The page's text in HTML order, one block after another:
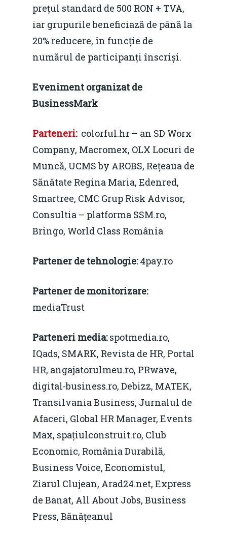
prețul standard de 500 RON + TVA,
iar grupurile beneficiază de până la
20% reducere, în funcție de
numărul de participanți înscriși.
Eveniment organizat de
BusinessMark
Parteneri: colorful.hr – an SD Worx
Company, Macromex, OLX Locuri de
Muncă, UCMS by AROBS, Rețeaua de
Sănătate Regina Maria, Edenred,
Smartree, CMC Grup Risk Advisor,
Consultia – platforma SSM.ro,
Bringo, World Class România
Partener de tehnologie:4pay.ro
Partener de monitorizare:
mediaTrust
Parteneri media:spotmedia.ro,
IQads, SMARK, Revista de HR, Portal
HR, angajatorulmeu.ro, PRwave,
digital-business.ro, Debizz, MATEK,
Transilvania Business, Jurnalul de
Afaceri, Global HR Manager, Events
Max, spațiulconstruit.ro, Club
Economic, România Durabilă,
Business Voice, Economistul,
Ziarul Clujean, Arad24.net, Express
de Banat, All About Jobs, Business
Press, Bănățeanul
Foto
Modelul economic
România – orizont
Piaţa gazelor naturale:
Soluții de
IMM
Rolul băncilor în
IMM
Redresare vs.
Durabilă
Martie 2015
pentru o Românie
Video
Marea Neagră în Noua
Video Forum Marea
Piața gazelor naturale:
predictibilitate,
concurență.
EM360 Talk
Contact
Daniel Apostol
Email: